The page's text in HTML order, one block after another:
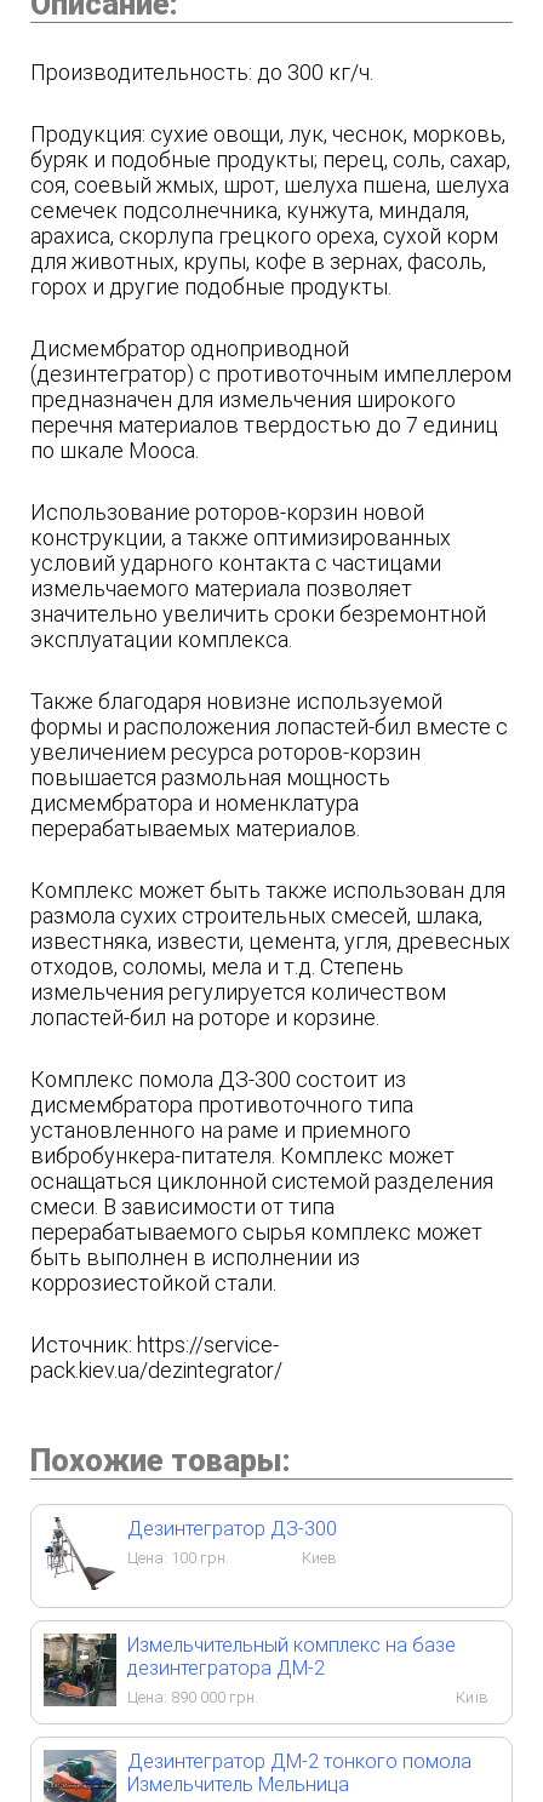
Производительность: до 300 кг/ч.
Продукция: сухие овощи, лук, чеснок, морковь,
буряк и подобные продукты; перец, соль, сахар,
соя, соевый жмых, шрот, шелуха пшена, шелуха
семечек подсолнечника, кунжута, миндаля,
арахиса, скорлупа грецкого ореха, сухой корм
для животных, крупы, кофе в зернах, фасоль,
горох и другие подобные продукты.
Дисмембратор одноприводной
(дезинтегратор) с противоточным импеллером
предназначен для измельчения широкого
перечня материалов твердостью до 7 единиц
по шкале Мооса.
Использование роторов-корзин новой
конструкции, а также оптимизированных
условий ударного контакта с частицами
измельчаемого материала позволяет
значительно увеличить сроки безремонтной
эксплуатации комплекса.
Также благодаря новизне используемой
формы и расположения лопастей-бил вместе с
увеличением ресурса роторов-корзин
повышается размольная мощность
дисмембратора и номенклатура
перерабатываемых материалов.
Комплекс может быть также использован для
размола сухих строительных смесей, шлака,
известняка, извести, цемента, угля, древесных
отходов, соломы, мела и т.д. Степень
измельчения регулируется количеством
лопастей-бил на роторе и корзине.
Комплекс помола ДЗ-300 состоит из
дисмембратора противоточного типа
установленного на раме и приемного
вибробункера-питателя. Комплекс может
оснащаться циклонной системой разделения
смеси. В зависимости от типа
перерабатываемого сырья комплекс может
быть выполнен в исполнении из
коррозиестойкой стали.
Источник: https://service-
pack.kiev.ua/dezintegrator/
Похожие товары:
Дезинтегратор ДЗ-300
Цена: 100 грн. Киев
Измельчительный комплекс на базе
дезинтегратора ДМ-2
Цена: 890 000 грн. Київ
Дезинтегратор ДМ-2 тонкого помола
Измельчитель Мельница